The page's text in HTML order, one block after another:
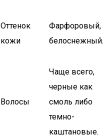
Оттенок
кожи
Фарфоровый,
белоснежный.
Волосы
Чаще всего,
черные как
смоль либо
темно-
каштановые.